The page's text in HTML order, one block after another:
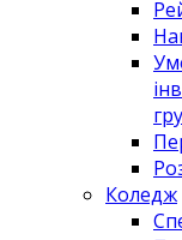
Коледж